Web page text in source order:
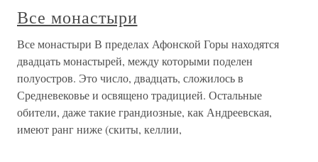
Все монастыри
Все монастыри В пределах Афонской Горы находятся
двадцать монастырей, между которыми поделен
полуостров. Это число, двадцать, сложилось в
Средневековье и освящено традицией. Остальные
обители, даже такие грандиозные, как Андреевская,
имеют ранг ниже (скиты, келлии,